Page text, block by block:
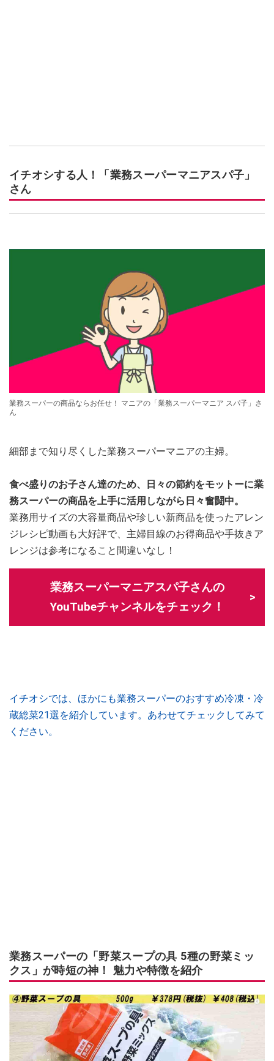
イチオシする人！「業務スーパーマニアスパ子」
さん
業務スーパーの商品ならお任せ！ マニアの「業務スーパーマニア スパ子」さ
ん
細部まで知り尽くした業務スーパーマニアの主婦。
食べ盛りのお子さん達のため、日々の節約をモットーに業
務スーパーの商品を上手に活用しながら日々奮闘中。
業務用サイズの大容量商品や珍しい新商品を使ったアレン
ジレシピ動画も大好評で、主婦目線のお得商品や手抜きア
レンジは参考になること間違いなし！
業務スーパーマニアスパ子さんの
YouTubeチャンネルをチェック！
イチオシでは、ほかにも業務スーパーのおすすめ冷凍・冷
蔵総菜21選を紹介しています。あわせてチェックしてみて
ください。
業務スーパーの「野菜スープの具 5種の野菜ミッ
クス」が時短の神！ 魅力や特徴を紹介